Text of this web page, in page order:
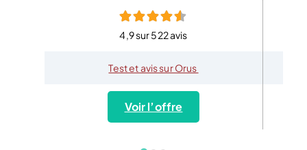
4,9 sur 522 avis
Test et avis sur Orus
Voir l’offre